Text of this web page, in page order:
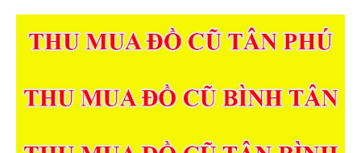
Đồ Dùng Nội Ngoại Thất
Làm Đẹp